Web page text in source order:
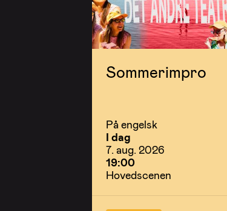
Sommerimpro
På engelsk
I dag
7. aug. 2026
19:00
Hovedscenen